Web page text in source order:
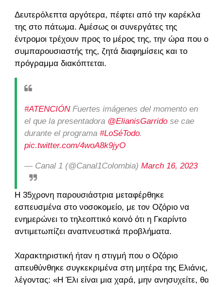
Δευτερόλεπτα αργότερα, πέφτει από την καρέκλα
της στο πάτωμα. Αμέσως οι συνεργάτες της
έντρομοι τρέχουν προς το μέρος της, την ώρα που ο
συμπαρουσιαστής της, ζητά διαφημίσεις και το
πρόγραμμα διακόπτεται.
#ATENCIÓNFuertes imágenes del momento en
el que la presentadora @ElianisGarrido se cae
durante el programa #LoSéTodo.
pic.twitter.com/4woA8k9jyO
— Canal 1 (@Canal1Colombia) March 16, 2023
Η 35χρονη παρουσιάστρια μεταφέρθηκε
εσπευσμένα στο νοσοκομείο, με τον Οζόριο να
ενημερώνει το τηλεοπτικό κοινό ότι η Γκαρίντο
αντιμετωπίζει αναπνευστικά προβλήματα.
Χαρακτηριστική ήταν η στιγμή που ο Οζόριο
απευθύνθηκε συγκεκριμένα στη μητέρα της Ελιάνις,
λέγοντας: «Η Έλι είναι μια χαρά, μην ανησυχείτε, θα